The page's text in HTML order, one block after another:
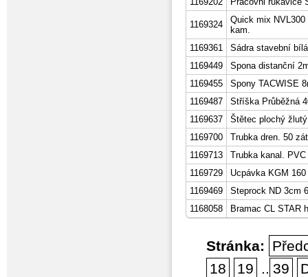
1169324
Quick mix
kam.
1169361
Sádra stavební
1169449
Spona distanční
1169455
Spony TACWISE
1169487
Stříška Průběžná
1169637
Štětec plochý
1169700
Trubka dren. 50
1169713
Trubka kanal.
1169729
Ucpávka KGM 160
1169469
Steprock ND 3cm
1168058
Bramac CL STAR
Stránka:
18
19 .. 39